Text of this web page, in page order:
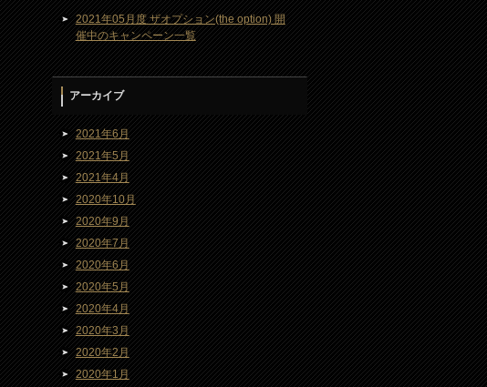
2021年05月度 ザオプション(the option) 開
催中のキャンペーン一覧
アーカイブ
2021年6月
2021年5月
2021年4月
2020年10月
2020年9月
2020年7月
2020年6月
2020年5月
2020年4月
2020年3月
2020年2月
2020年1月